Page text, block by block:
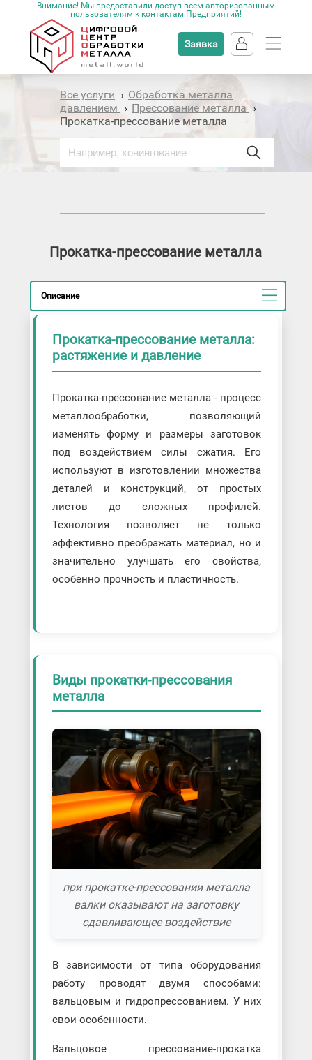
Внимание! Мы предоставили доступ всем авторизованным
пользователям к контактам Предприятий!
Заявка
Все услуги › Обработка металла
давлением
› Прессование металла ›
Прокатка-прессование металла
Прокатка-прессование металла
Описание
Прокатка-прессование металла:
растяжение и давление
Прокатка-прессование металла - процесс
металлообработки, позволяющий
изменять форму и размеры заготовок
под воздействием силы сжатия. Его
используют в изготовлении множества
деталей и конструкций, от простых
листов до сложных профилей.
Технология позволяет не только
эффективно преображать материал, но и
значительно улучшать его свойства,
особенно прочность и пластичность.
Виды прокатки-прессования
металла
при прокатке-прессовании металла
валки оказывают на заготовку
сдавливающее воздействие
В зависимости от типа оборудования
работу проводят двумя способами:
вальцовым и гидропрессованием. У них
свои особенности.
Вальцовое прессование-прокатка